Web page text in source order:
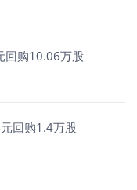
回购10.06万股
回购1.4万股